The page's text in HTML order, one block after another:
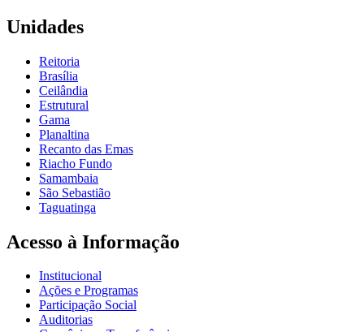
Unidades
Reitoria
Brasília
Ceilândia
Estrutural
Gama
Planaltina
Recanto das Emas
Riacho Fundo
Samambaia
São Sebastião
Taguatinga
Acesso à Informação
Institucional
Ações e Programas
Participação Social
Auditorias